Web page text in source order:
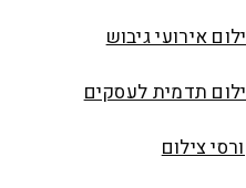
אירועי גיבוש
תדמית לעסקים
צילום